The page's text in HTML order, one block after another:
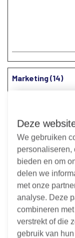
Deze
We gebruiken
personaliseren,
bieden en om
delen we
met onze
analyse. Deze
combineren
verstrekt of die
gebruik van
Marketing (14)
wanneer ze
advertenties
zijn voor de
zo waardevoller
Naam
__Secure-
ROLLOUT_
TOKEN